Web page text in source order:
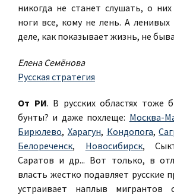
никогда не станет слушать, о
ноги все, кому не лень. А
деле, как показывает жизнь, не
Елена Семёнова
Русская стратегия
От РИ. В русских областях тоже
бунты? и даже похлеще: Москва-
Бирюлево, Харагун, Кондопога,
Белореченск, Новосибирск,
Саратов и др... Вот только, в
власть жестко подавляет русские
устраивает наплыв мигрантов